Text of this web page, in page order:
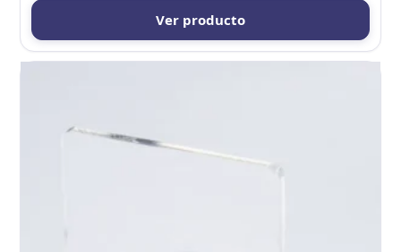
Ver producto